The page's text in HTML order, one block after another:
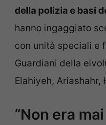
della polizia e basi
hanno ingaggiato
con unità speciali e
Guardiani della
Elahiyeh, Ariashahr,
“Non era